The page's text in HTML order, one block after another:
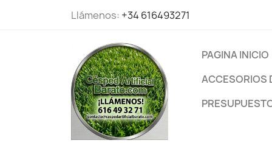
Llámenos: +34 616493271
PAGINA INICIO
ACCESORIOS